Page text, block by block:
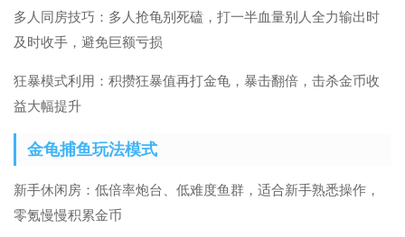
多人同房技巧：多人抢龟别死磕，打一半血量别人全力输出时
及时收手，避免巨额亏损
狂暴模式利用：积攒狂暴值再打金龟，暴击翻倍，击杀金币收
益大幅提升
金龟捕鱼玩法模式
新手休闲房：低倍率炮台、低难度鱼群，适合新手熟悉操作，
零氪慢慢积累金币